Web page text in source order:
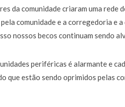
da comunidade criaram uma rede
comunidade e a corregedoria e
nossos becos continuam sendo
periféricas é alarmante e
que estão sendo oprimidos pelas